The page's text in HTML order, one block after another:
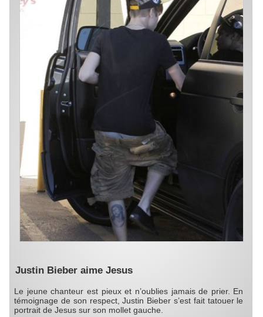
Justin Bieber aime Jesus
Le jeune chanteur est pieux et n’oublies jamais de prier. En
témoignage de son respect, Justin Bieber s’est fait tatouer le
portrait de Jesus sur son mollet gauche.